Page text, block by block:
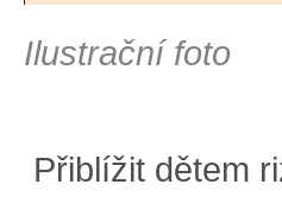
Ilustrační foto
Přiblížit dětem